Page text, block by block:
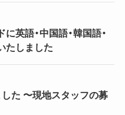
英語・中国語・韓国語・
たしました
た 〜現地スタッフの募